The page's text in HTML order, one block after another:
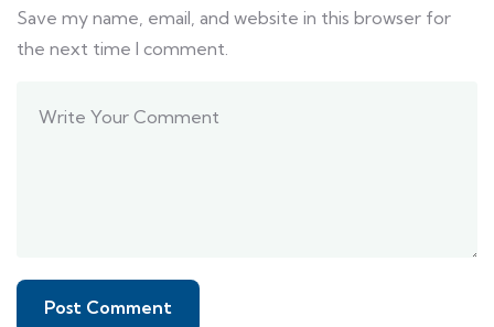
Save my name, email, and website in this browser for
the next time I comment.